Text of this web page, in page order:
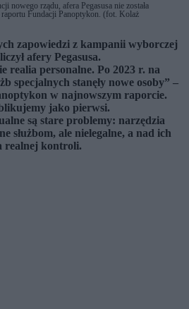
nowego rządu, afera Pegasusa nie została
Fundacji Panoptykon. (fot. Kolaż
zapowiedzi z kampanii wyborczej
afery Pegasusa.
realia personalne. Po 2023 r. na
specjalnych stanęły nowe osoby” –
w najnowszym raporcie.
jako pierwsi.
są stare problemy: narzędzia
służbom, ale nielegalne, a nad ich
realnej kontroli.